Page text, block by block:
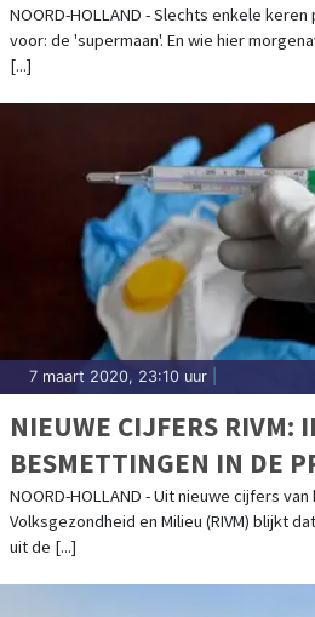
NOORD-HOLLAND - Slechts enkele
voor: de 'supermaan'. En wie hier
[...]
7 maart 2020, 23:10 uur
NIEUWE CIJFERS RIVM:
BESMETTINGEN IN DE
NOORD-HOLLAND - Uit nieuwe cijfers
Volksgezondheid en Milieu (RIVM) blijkt
uit de [...]